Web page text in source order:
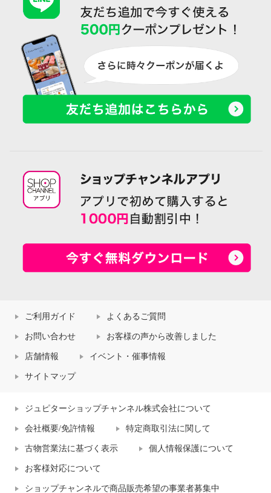
ご利用ガイド よくあるご質問
お問い合わせ お客様の声から改善しました
店舗情報 イベント・催事情報
サイトマップ
ジュピターショップチャンネル株式会社について
会社概要/免許情報 特定商取引法に関して
古物営業法に基づく表示 個人情報保護について
お客様対応について
ショップチャンネルで商品販売希望の事業者募集中